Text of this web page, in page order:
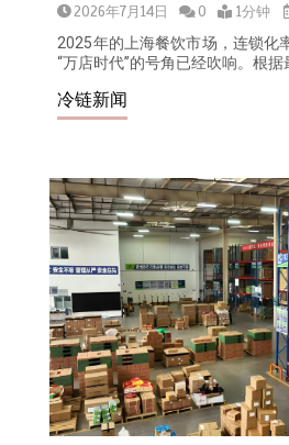
2026年7月14日
0 1分钟
2025年的上海餐饮市场，连锁化
“万店时代”的号角已经吹响。根据
冷链新闻